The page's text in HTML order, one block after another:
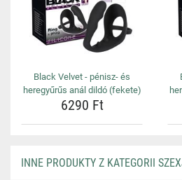
Black Velvet - pénisz- és
heregyűrűs anál dildó (fekete)
6290 Ft
INNE PRODUKTY Z KATEGORII